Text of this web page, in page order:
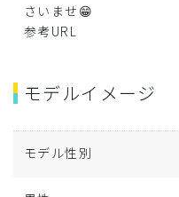
さいませ😁
参考URL
モデルイメージ
モデル性別